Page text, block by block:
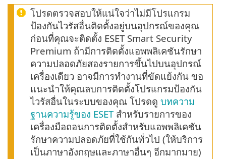
โปรดตรวจสอบให้แน่ใจว่าไม่มีโปรแกรม
ป้องกันไวรัสอื่นติดตั้งอยู่บนอุปกรณ์ของคุณ
ก่อนที่คุณจะติดตั้ง ESET Smart Security
Premium ถ้ามีการติดตั้งแอพพลิเคชันรักษา
ความปลอดภัยสองรายการขึ้นไปบนอุปกรณ์
เครื่องเดียว อาจมีการทำงานที่ขัดแย้งกัน ขอ
แนะนำให้คุณลบการติดตั้งโปรแกรมป้องกัน
ไวรัสอื่นในระบบของคุณ โปรดดู บทความ
ฐานความรู้ของ ESETสำหรับรายการของ
เครื่องมือถอนการติดตั้งสำหรับแอพพลิเคชัน
รักษาความปลอดภัยที่ใช้กันทั่วไป (ให้บริการ
เป็นภาษาอังกฤษและภาษาอื่นๆ อีกมากมาย)